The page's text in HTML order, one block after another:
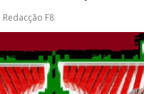
Redacção F8